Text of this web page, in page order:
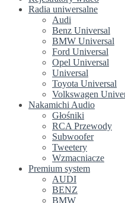
Radia uniwersalne
Audi
Benz Universal
BMW Universal
Ford Universal
Opel Universal
Universal
Toyota Universal
Volkswagen
Nakamichi Audio
Głośniki
RCA Przewody
Subwoofer
Tweetery
Wzmacniacze
Premium system
AUDI
BENZ
BMW